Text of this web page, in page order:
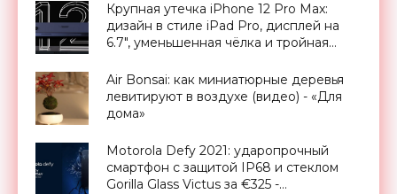
Крупная утечка iPhone 12 Pro Max:
дизайн в стиле iPad Pro, дисплей на
6.7″, уменьшенная чёлка и тройная
«Смартфоны»
Air Bonsai: как миниатюрные деревья
левитируют в воздухе (видео) - «Для
дома»
Motorola Defy 2021: ударопрочный
смартфон с защитой IP68 и стеклом
Gorilla Glass Victus за €325 -